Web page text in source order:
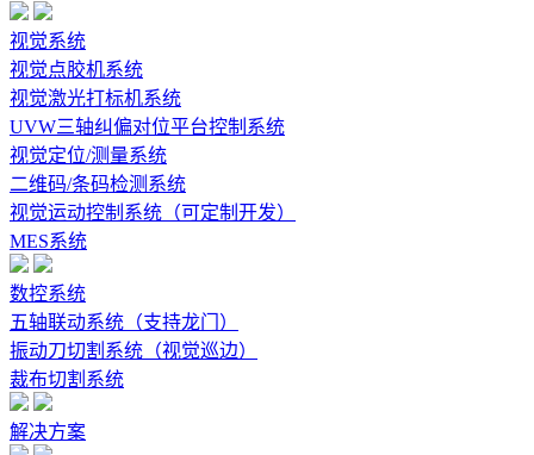
视觉系统
视觉点胶机系统
视觉激光打标机系统
UVW三轴纠偏对位平台控制系统
视觉定位/测量系统
二维码/条码检测系统
视觉运动控制系统（可定制开发）
MES系统
数控系统
五轴联动系统（支持龙门）
振动刀切割系统（视觉巡边）
裁布切割系统
解决方案